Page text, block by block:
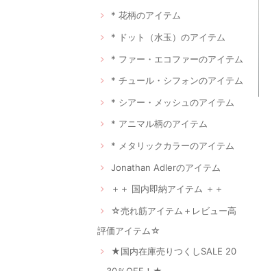
* 花柄のアイテム
* ドット（水玉）のアイテム
* ファー・エコファーのアイテム
* チュール・シフォンのアイテム
* シアー・メッシュのアイテム
* アニマル柄のアイテム
* メタリックカラーのアイテム
Jonathan Adlerのアイテム
＋＋ 国内即納アイテム ＋＋
☆売れ筋アイテム＋レビュー高
評価アイテム☆
★国内在庫売りつくしSALE 20